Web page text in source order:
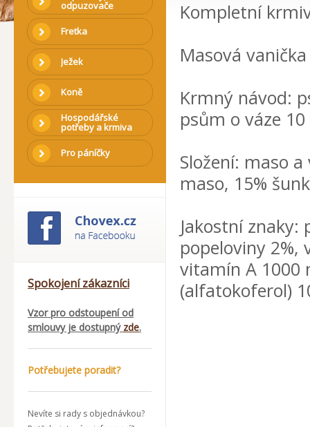
odpuzovače
Fretka
Ježek
Koně
Hospodářské
potřeby a krmiva
Pro páníčky
Spokojení zákazníci
Vzor pro odstoupení od
smlouvy je dostupný zde.
Potřebujete poradit?
Nevíte si rady s objednávkou?
Kompletní
Masová
Krmný návod:
psům o váze
Složení: maso
maso, 15%
Jakostní znaky:
popeloviny 2%,
vitamín A 1000
(alfatokoferol)